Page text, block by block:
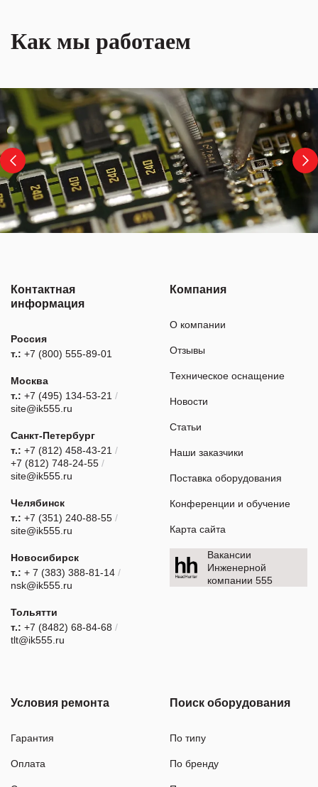
Как мы работаем
Контактная
информация
Россия
т.: +7 (800) 555-89-01
Москва
т.: +7 (495) 134-53-21 /
site@ik555.ru
Санкт-Петербург
т.: +7 (812) 458-43-21 /
+7 (812) 748-24-55 /
site@ik555.ru
Челябинск
т.: +7 (351) 240-88-55 /
site@ik555.ru
Новосибирск
т.: + 7 (383) 388-81-14 /
nsk@ik555.ru
Тольятти
т.: +7 (8482) 68-84-68 /
tlt@ik555.ru
Компания
О компании
Отзывы
Техническое оснащение
Новости
Статьи
Наши заказчики
Поставка оборудования
Конференции и обучение
Карта сайта
Вакансии
Инженерной
компании 555
Условия ремонта
Гарантия
Оплата
Поиск оборудования
По типу
По бренду